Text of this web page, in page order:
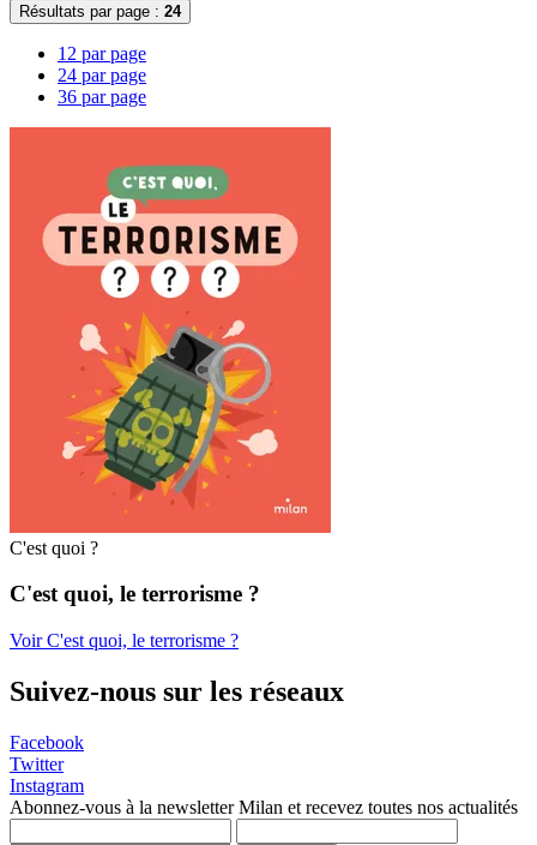
Résultats par page : 24
12 par page
24 par page
36 par page
C'est quoi ?
C'est quoi, le terrorisme ?
Voir C'est quoi, le terrorisme ?
Suivez-nous sur les réseaux
Facebook
Twitter
Instagram
Abonnez-vous à la newsletter Milan et recevez toutes nos actualités